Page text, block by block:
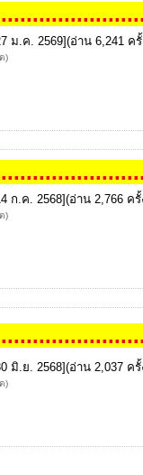
......................
ม.ค. 2569](อ่าน 6,241 ค
)
......................
ก.ค. 2568](อ่าน 2,766 ครั้
)
......................
มิ.ย. 2568](อ่าน 2,037 ครั้
)